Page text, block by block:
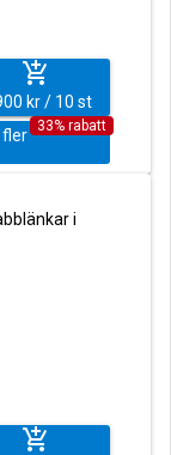
add_shopping_cart
kr / 10 st
fler 33% rabatt
i
add_shopping_cart